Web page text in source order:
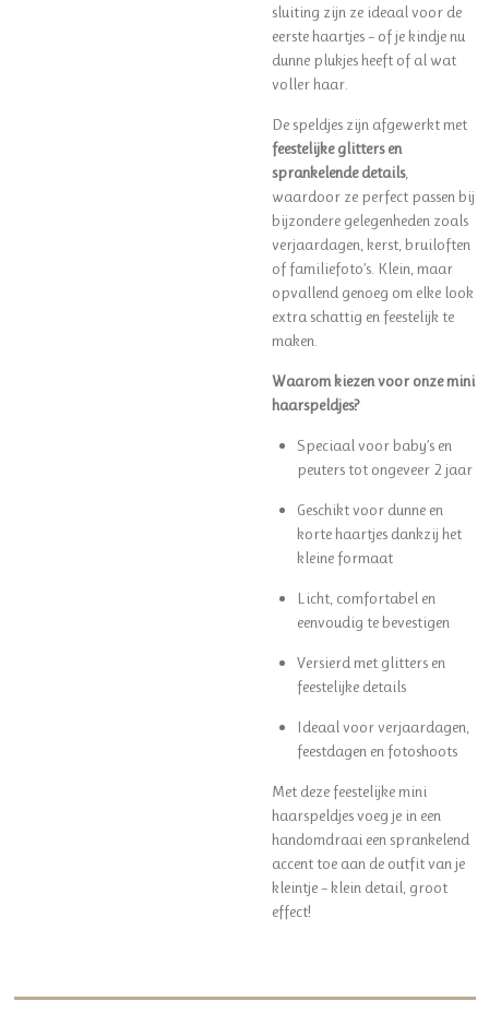
sluiting zijn ze ideaal voor de
eerste haartjes – of je kindje nu
dunne plukjes heeft of al wat
voller haar.
De speldjes zijn afgewerkt met
feestelijke glitters en
sprankelende details,
waardoor ze perfect passen bij
bijzondere gelegenheden zoals
verjaardagen, kerst, bruiloften
of familiefoto’s. Klein, maar
opvallend genoeg om elke look
extra schattig en feestelijk te
maken.
Waarom kiezen voor onze mini
haarspeldjes?
Speciaal voor baby’s en
peuters tot ongeveer 2 jaar
Geschikt voor dunne en
korte haartjes dankzij het
kleine formaat
Licht, comfortabel en
eenvoudig te bevestigen
Versierd met glitters en
feestelijke details
Ideaal voor verjaardagen,
feestdagen en fotoshoots
Met deze feestelijke mini
haarspeldjes voeg je in een
handomdraai een sprankelend
accent toe aan de outfit van je
kleintje – klein detail, groot
effect!